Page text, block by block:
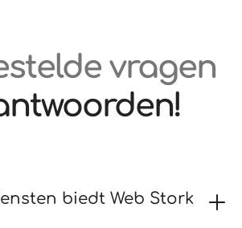
vragen
biedt Web Stork